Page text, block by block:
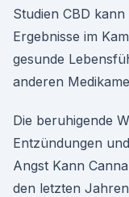
Studien CBD
Ergebnisse im
gesunde
anderen
Die beruhigende
Entzündungen
Angst Kann
den letzten